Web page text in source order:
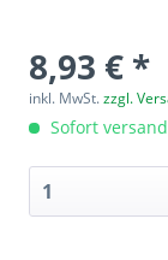
8,93 € *
inkl. MwSt.zzgl.
Sofort